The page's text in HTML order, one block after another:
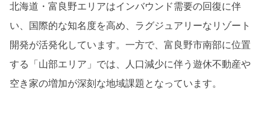
北海道・富良野エリアはインバウンド需要の回復に伴
い、国際的な知名度を高め、ラグジュアリーなリゾート
開発が活発化しています。一方で、富良野市南部に位置
する「山部エリア」では、人口減少に伴う遊休不動産や
空き家の増加が深刻な地域課題となっています。